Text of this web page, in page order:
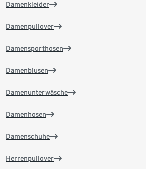
Damenkleider
Damenpullover
Damensporthosen
Damenblusen
Damenunterwäsche
Damenhosen
Damenschuhe
Herrenpullover